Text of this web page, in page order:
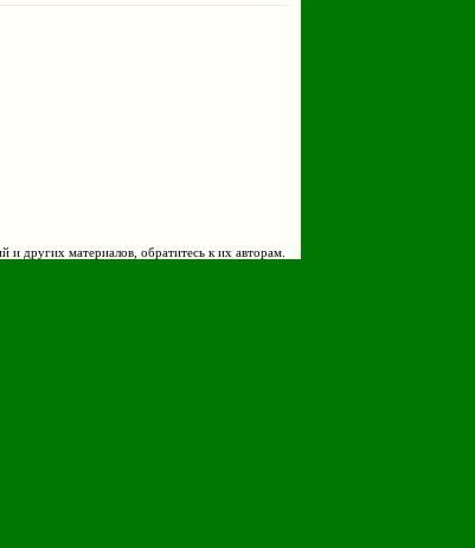
и других материалов, обратитесь к их авторам.